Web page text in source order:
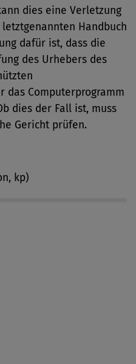
dies eine Verletzung
Handbuch
dafür ist, dass die
des Urhebers des
das Computerprogramm
dies der Fall ist, muss
Gericht prüfen.
kp)